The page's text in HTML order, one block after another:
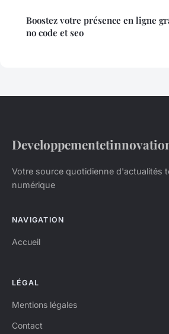
Boostez votre présence en ligne
no code et seo
Votre source quotidienne d'actualités
numérique
NAVIGATION
Accueil
LÉGAL
Mentions légales
Contact